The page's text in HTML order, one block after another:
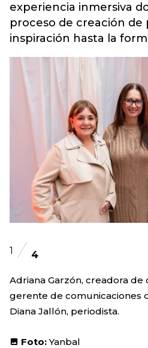
experiencia inmersiva
proceso de creación de
inspiración hasta la
1 4
Adriana Garzón, creadora de
gerente de comunicaciones
Diana Jallón, periodista.
Foto:Yanbal